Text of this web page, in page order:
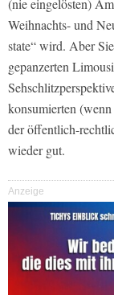
(nie eingelösten)
Weihnachts- und
state“ wird. Aber
gepanzerten
konsumierten
der öffentlich-
wieder gut.
Anzeige